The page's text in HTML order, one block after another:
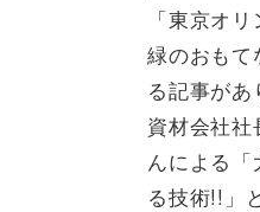
「東京オ
緑のおもて
る記事が
資材会社社
んによる
る技術!!」